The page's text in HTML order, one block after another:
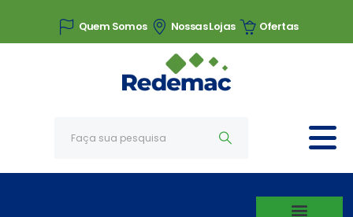
Quem Somos Nossas Lojas Ofertas